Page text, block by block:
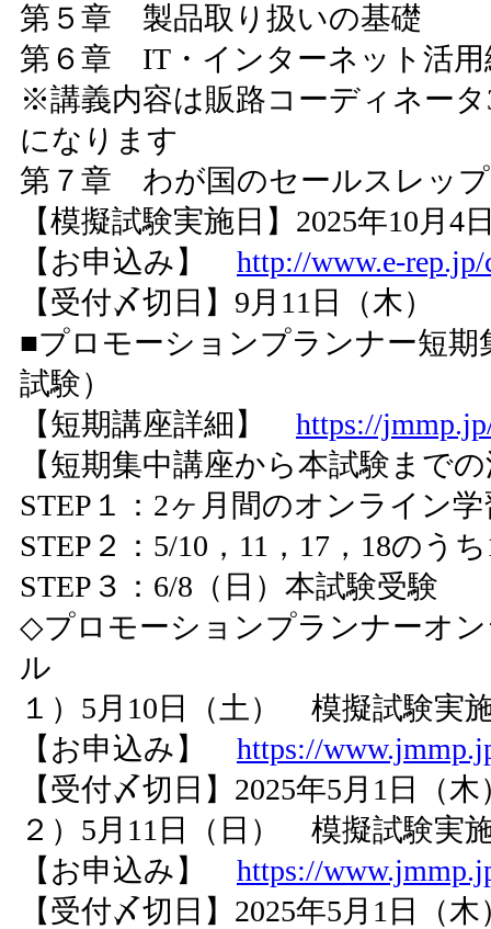
第５章 製品取り扱いの基礎
第６章 IT・インターネット活
※講義内容は販路コーディネー
になります
第７章 わが国のセールスレッ
【模擬試験実施日】2025年10月4
【お申込み】 http://www.e-
【受付〆切日】9月11日（木）
■プロモーションプランナー短期
試験）
【短期講座詳細】 https://
【短期集中講座から本試験まで
STEP１：2ヶ月間のオンライン学
STEP２：5/10，11，17，18のう
STEP３：6/8（日）本試験受験
◇プロモーションプランナーオ
ル
１）5月10日（土） 模擬試験実
【お申込み】 https://
【受付〆切日】2025年5月1日（木
２）5月11日（日） 模擬試験実
【お申込み】 https://
【受付〆切日】2025年5月1日（木